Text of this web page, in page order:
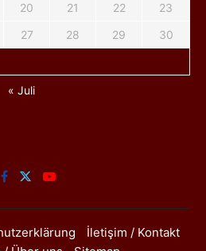
20 21 22
23
27 28 29
30
« Juli
İletişim / Kontakt